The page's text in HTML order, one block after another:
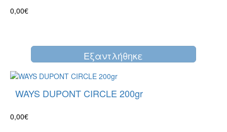
0,00€
Eξαντλήθηκε
WAYS DUPONT CIRCLE 200gr
0,00€